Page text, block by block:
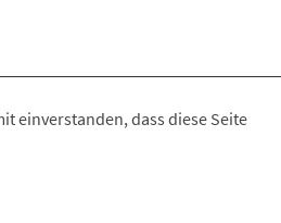
einverstanden, dass diese Seite